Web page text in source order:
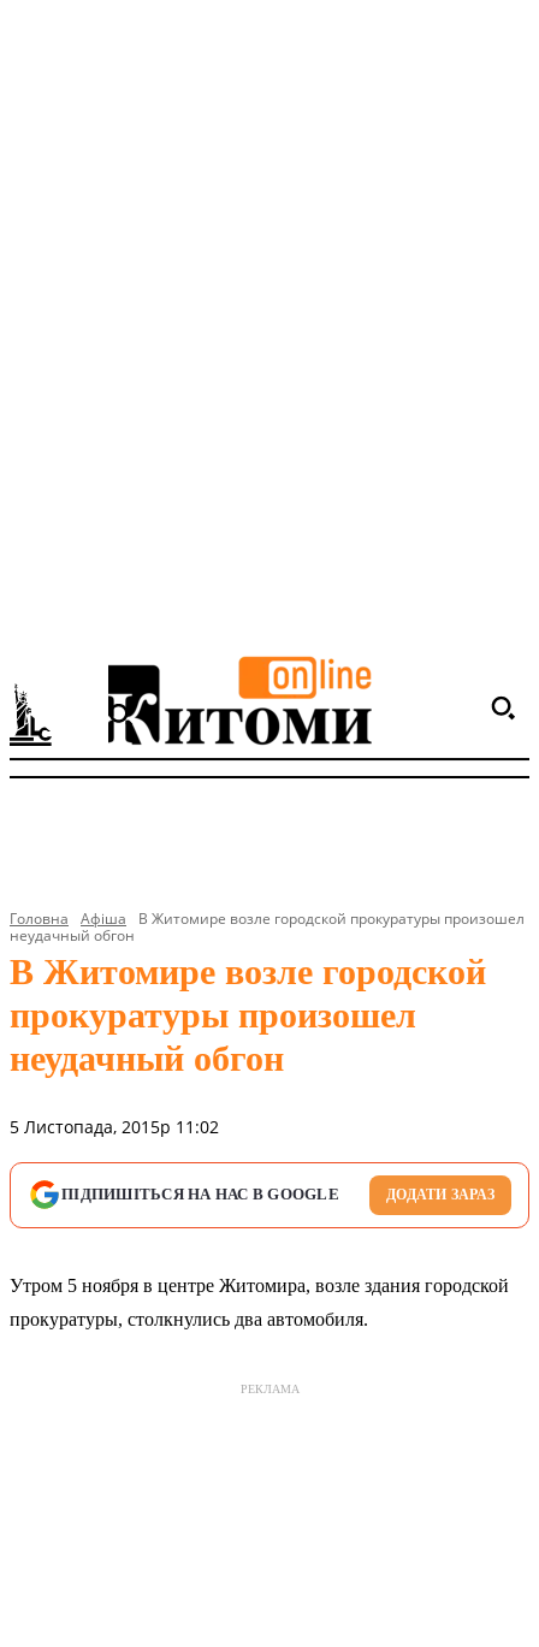
Головна Афіша
В Житомире возле городской прокуратуры произошел
неудачный обгон
В Житомире возле городской
прокуратуры произошел
неудачный обгон
5 Листопада, 2015р 11:02
ПІДПИШІТЬСЯ НА НАС В GOOGLE ДОДАТИ ЗАРАЗ
Утром 5 ноября в центре Житомира, возле здания городской
прокуратуры, столкнулись два автомобиля.
РЕКЛАМА